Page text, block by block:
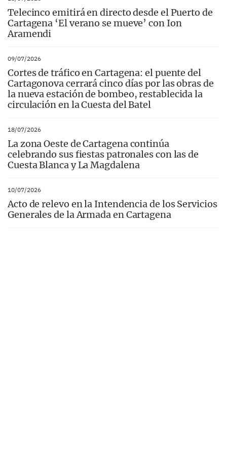
Telecinco emitirá en directo desde el Puerto de
Cartagena ‘El verano se mueve’ con Ion
Aramendi
09/07/2026
Cortes de tráfico en Cartagena: el puente del
Cartagonova cerrará cinco días por las obras de
la nueva estación de bombeo, restablecida la
circulación en la Cuesta del Batel
18/07/2026
La zona Oeste de Cartagena continúa
celebrando sus fiestas patronales con las de
Cuesta Blanca y La Magdalena
10/07/2026
Acto de relevo en la Intendencia de los Servicios
Generales de la Armada en Cartagena
y teniendo 7 u 8 partidos como local en cada
una de las fases. A continuación del Clausura
llegará el Play-Off para proclamar al campeón
clasificación de la siguiente forma: dos
primeros clasificados de Apertura y los dos
primeros de Clausura, además de los cuatro (o
más equipos si los anteriores coinciden) que
más puntos sumen entre ambas
título se disputarán al mejor de tres partidos,
incluida la final que deja de ser al mejor de
cinco. El Jimbee Cartagena tratará de regresar
a la UEFA Futsal Champions League tras dos
años seguidos consiguiendo el bronce
las plazas españolas también ha variado,
aunque sigue dependiendo de si el vigente
campeón es español o no. En caso de que sí,
solo habrá una plaza, que será otorgada al